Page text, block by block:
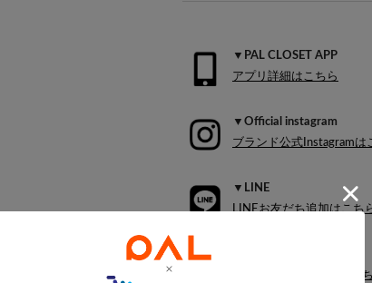
▼PAL CLOSET APP
アプリ詳細はこちら
▼Official instagram
ブランド公式Instagramは
▼LINE
LINEお友だち追加はこち
メールマガジン詳細はこ